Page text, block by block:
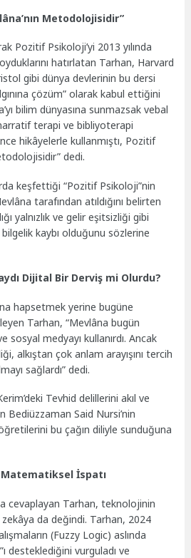
Metodolojisidir”
Pozitif Psikoloji’yi 2013 yılında
hatırlatan Tarhan, Harvard
gibi dünya devlerinin bu dersi
çözüm” olarak kabul ettiğini
bilim dünyasına sunmazsak vebal
terapi ve bibliyoterapi
hikâyelerle kullanmıştı, Pozitif
dedi.
keşfettiği “Pozitif Psikoloji”nin
tarafından atıldığını belirten
yalnızlık ve gelir eşitsizliği gibi
kaybı olduğunu sözlerine
Dijital Bir Derviş mi Olurdu?
hapsetmek yerine bugüne
Tarhan, “Mevlâna bugün
sosyal medyayı kullanırdı. Ancak
alkıştan çok anlam arayışını tercih
sağlardı” dedi.
Tevhid delillerini akıl ve
Bediüzzaman Said Nursi’nin
bu çağın diliyle sunduğuna
Matematiksel İspatı
da cevaplayan Tarhan, teknolojinin
da değindi. Tarhan, 2024
(Fuzzy Logic) aslında
desteklediğini vurguladı ve